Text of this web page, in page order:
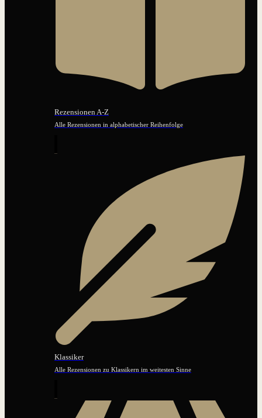
Rezensionen A-Z
Alle Rezensionen in alphabetischer Reihenfolge
Klassiker
Alle Rezensionen zu Klassikern im weitesten Sinne